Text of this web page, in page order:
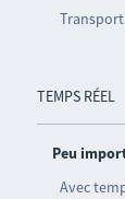
TEMPS RÉEL
Peu
Avec